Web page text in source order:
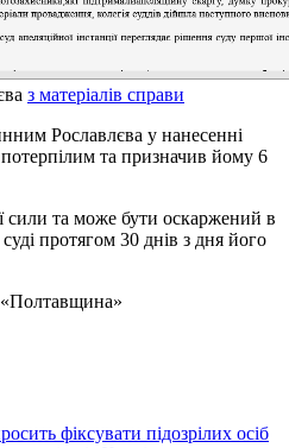
з матеріалів справи
Рославлєва у нанесенні
та призначив йому 6
сили та може бути оскаржений в
протягом 30 днів з дня його
фіксувати підозрілих осіб